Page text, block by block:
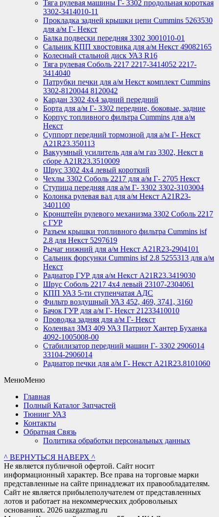
Тяга рулевая машины Г- 3302 продольная короткая
3302-3414010-11
Прокладка задней крышки цепи Cummins 5263530
для а/м Г- Некст
Балка подвески передняя 3302 3001010-01
Сальник КПП хвостовика для а/м Некст 49082165
Колесный стальной диск УАЗ R16
Тяга рулевая Соболь 2217 2217-3414052 2217-
3414040
Патрубки печки для а/м Некст комплект Cummins
3302-8120044 8120042
Кардан 3302 4х4 задний передний
Борта для а/м Г- 3302 передние, боковые, задние
Корпус топливного фильтра Cummins для а/м
Некст
Суппорт передний тормозной для а/м Г- Некст
А21R23.350113
Вакуумный усилитель для а/м газ 3302, Некст в
сборе A21R23.3510009
Шрус 3302 4х4 левый короткий
Чехлы 3302 Соболь 2217 для а/м Г- 2705 Некст
Ступица передняя для а/м Г- 3302 3302-3103004
Колонка рулевая вал для а/м Некст A21R23-
3401100
Кронштейн рулевого механизма 3302 Соболь 2217
с ГУР
Разъем крышки топливного фильтра Cummins isf
2.8 для Некст 5297619
Рычаг нижний для а/м Некст А21R23-2904101
Сальник форсунки Cummins isf 2.8 5255313 для а/м
Некст
Радиатор ГУР для а/м Некст A21R23.3419030
Шрус Соболь 2217 4х4 левый 23107-2304061
КПП УАЗ 5-ти ступенчатая АДС
Фильтр воздушный УАЗ 452, 469, 3741, 3160
Бачок ГУР для а/м Г- Некст 21233410010
Проводка задняя для а/м Г- Некст
Коленвал ЗМЗ 409 УАЗ Патриот Хантер Буханка
4092-1005008-00
Стабилизатор передний машин Г- 3302 2906014
33104-2906014
Радиатор печки для а/м Г- Некст А21R23.8101060
МенюМеню
Главная
Полный Каталог Запчастей
Тюнинг УАЗ
Контакты
Обратная Связь
Политика обработки персональных данных
^ ВЕРНУТЬСЯ НАВЕРХ ^
Не является публичной офертой. Сайт носит
информационный характер. Все права на торговые марки
представленные на сайте принадлежат их правообладателям.
Сайт не является прибылеполучателем от представленных
лотов и работает на некоммерческих добровольных
основаниях. 2026 uazgazmag.ru